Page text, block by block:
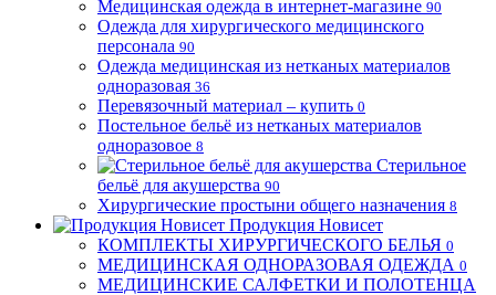
Медицинская одежда в интернет-магазине 90
Одежда для хирургического медицинского
персонала 90
Одежда медицинская из нетканых материалов
одноразовая 36
Перевязочный материал – купить 0
Постельное бельё из нетканых материалов
одноразовое 8
Стерильное
бельё для акушерства 90
Хирургические простыни общего назначения 8
Продукция Новисет
КОМПЛЕКТЫ ХИРУРГИЧЕСКОГО БЕЛЬЯ 0
МЕДИЦИНСКАЯ ОДНОРАЗОВАЯ ОДЕЖДА 0
МЕДИЦИНСКИЕ САЛФЕТКИ И ПОЛОТЕНЦА